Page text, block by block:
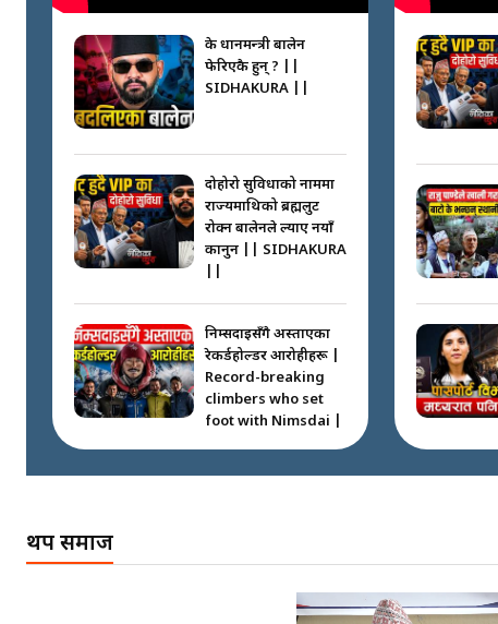
के प्रधानमन्त्री बालेन
फेरिएकै हुन् ? ||
SIDHAKURA ||
दोहोरो सुविधाको नाममा
राज्यमाथिको ब्रह्मलुट
रोक्न बालेनले ल्याए नयाँ
कानुन || SIDHAKURA
निम्सदाइसँगै अस्ताएका
रेकर्डहोल्डर आरोहीहरू |
Record-breaking
climbers who set
foot with Nimsdai |
थप समाज